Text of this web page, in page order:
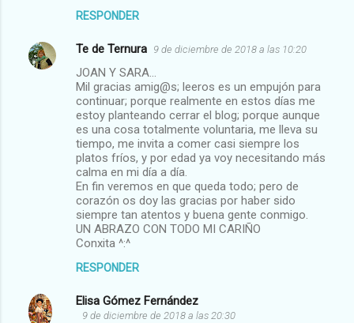
r
RESPONDER
Te de Ternura 9 de diciembre de 2018 a las 10:20
JOAN Y SARA...
Mil gracias amig@s; leeros es un empujón para
continuar; porque realmente en estos días me
estoy planteando cerrar el blog; porque aunque
es una cosa totalmente voluntaria, me lleva su
tiempo, me invita a comer casi siempre los
platos fríos, y por edad ya voy necesitando más
calma en mi día a día.
En fin veremos en que queda todo; pero de
corazón os doy las gracias por haber sido
siempre tan atentos y buena gente conmigo.
UN ABRAZO CON TODO MI CARIÑO
Conxita ^:^
RESPONDER
Elisa Gómez Fernández
9 de diciembre de 2018 a las 20:30